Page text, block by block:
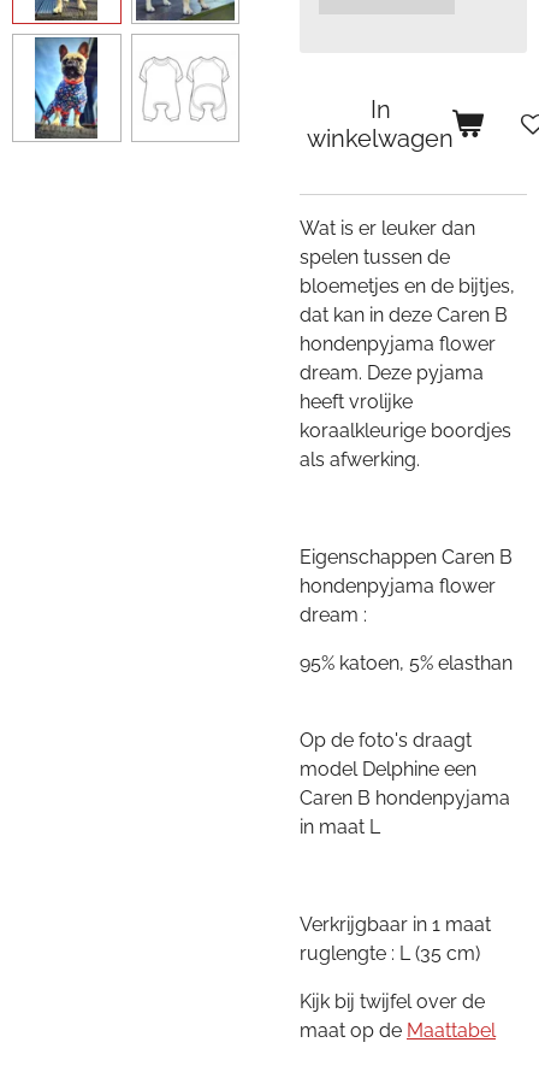
In
winkelwagen
Wat is er leuker dan
spelen tussen de
bloemetjes en de bijtjes,
dat kan in deze Caren B
hondenpyjama flower
dream. Deze pyjama
heeft vrolijke
koraalkleurige boordjes
als afwerking.
Eigenschappen Caren B
hondenpyjama flower
dream :
95% katoen, 5% elasthan
Op de foto's draagt
model Delphine een
Caren B hondenpyjama
in maat L
Verkrijgbaar in 1 maat
ruglengte : L (35 cm)
Kijk bij twijfel over de
maat op de Maattabel